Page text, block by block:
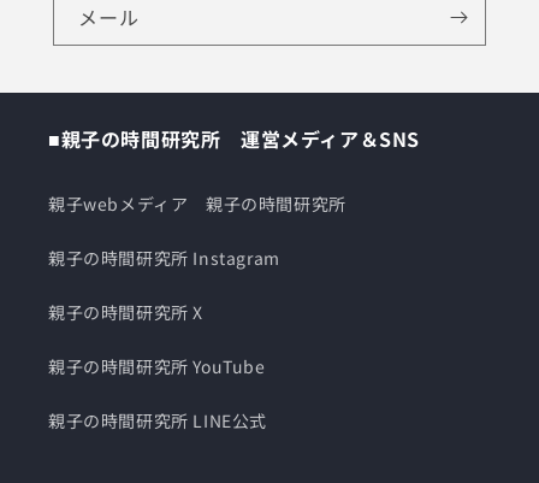
メール
■親子の時間研究所 運営メディア＆SNS
親子webメディア 親子の時間研究所
親子の時間研究所 Instagram
親子の時間研究所 X
親子の時間研究所 YouTube
親子の時間研究所 LINE公式